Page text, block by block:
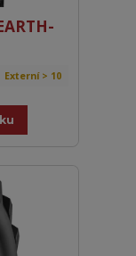
Externí > 10